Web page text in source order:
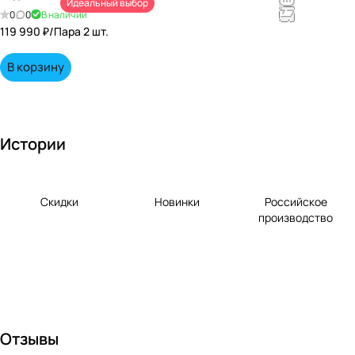
непревзойд
0 0 В наличии
Идеальный выбор
119 990 ₽/Пара 2 шт.
В корзину
Истории
Скидки Новинки
Российское
производство
Отзывы